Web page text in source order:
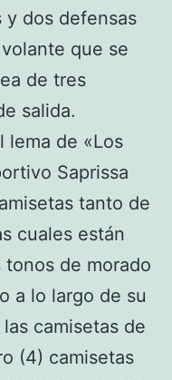
y dos defensas
que se
de tres
salida.
lema de «Los
Saprissa
tanto de
cuales están
de morado
a lo largo de su
camisetas de
(4) camisetas